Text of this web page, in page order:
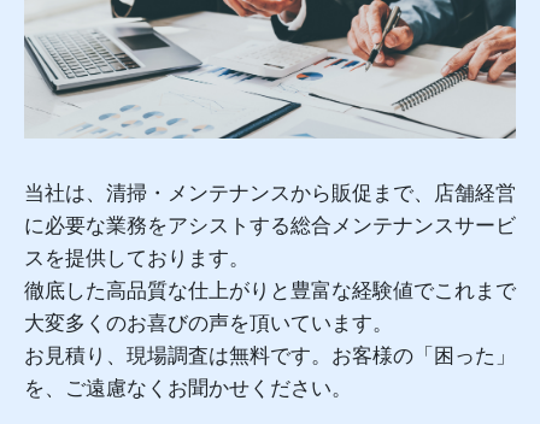
当社は、清掃・メンテナンスから販促まで、店舗経営
に必要な業務をアシストする総合メンテナンスサービ
スを提供しております。
徹底した高品質な仕上がりと豊富な経験値でこれまで
大変多くのお喜びの声を頂いています。
お見積り、現場調査は無料です。お客様の「困った」
を、ご遠慮なくお聞かせください。